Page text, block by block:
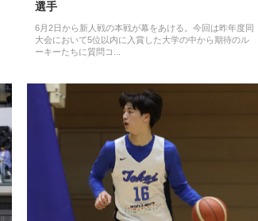
選手
6月2日から新人戦の本戦が幕をあける。今回は昨年度同
大会において5位以内に入賞した大学の中から期待のル
ーキーたちに質問コ...